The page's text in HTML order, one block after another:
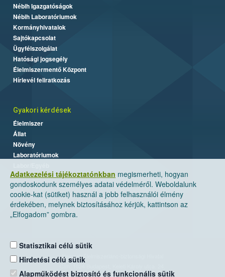
Adatkezelési tájékoztatónkban megismerheti, hogyan
gondoskodunk személyes adatai védelméről. Weboldalunk
cookie-kat (sütiket) használ a jobb felhasználói élmény
érdekében, melynek biztosításához kérjük, kattintson az
„Elfogadom” gombra.
Statisztikai célú sütik
Hirdetési célú sütik
Alapműködést biztosító és funkcionális sütik
Nébih Igazgatóságok
Nébih Laboratóriumok
Kormányhivatalok
Sajtókapcsolat
Ügyfélszolgálat
Hatósági jogsegély
Élelmiszermentő Központ
Hírlevél feliratkozás
Gyakori kérdések
Élelmiszer
Állat
Növény
Laboratóriumok
Nemzeti Élelmiszerlánc-biztonsági Hivatal